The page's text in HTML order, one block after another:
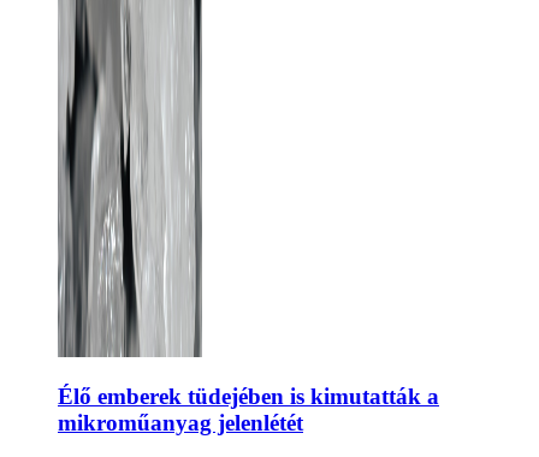
Élő emberek tüdejében is kimutatták a
mikroműanyag jelenlétét